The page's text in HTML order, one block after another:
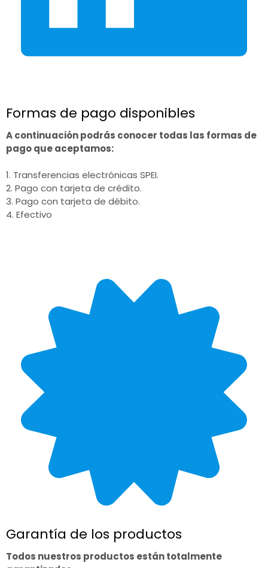
Formas de pago disponibles
A continuación podrás conocer todas las formas de
pago que aceptamos:
1. Transferencias electrónicas SPEI.
2. Pago con tarjeta de crédito.
3. Pago con tarjeta de débito.
4. Efectivo
Garantía de los productos
Todos nuestros productos están totalmente